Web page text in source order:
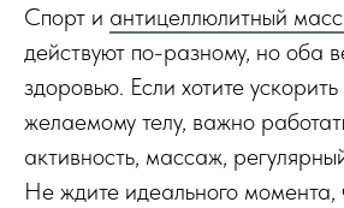
Спорт и антицеллюлитный
действуют по-разному, но оба
здоровью. Если хотите ускорить
желаемому телу, важно
активность, массаж,
Не ждите идеального момента,